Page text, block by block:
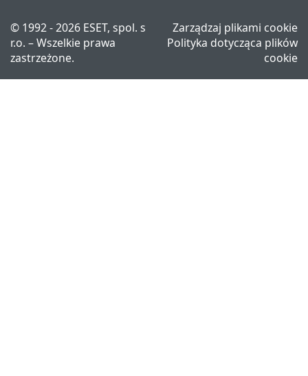
© 1992 - 2026 ESET, spol. s
r.o. – Wszelkie prawa
zastrzeżone.
Zarządzaj plikami cookie
Polityka dotycząca plików
cookie